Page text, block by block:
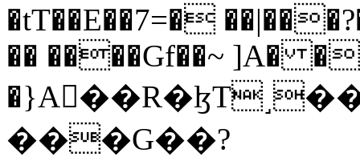
�tT��E��7=�
�� ����Gf��~ ]A�
���G��?